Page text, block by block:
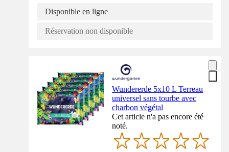
Disponible en ligne
Réservation non disponible
Wundererde 5x10 L Terreau
universel sans tourbe avec
charbon végétal
Cet article n'a pas encore été
noté.